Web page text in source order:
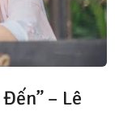
– Lê